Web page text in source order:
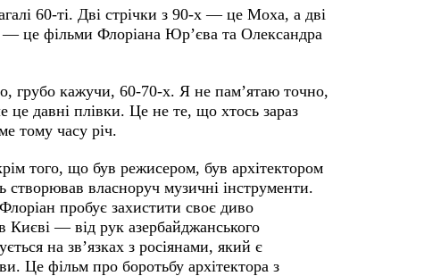
60-ті. Дві стрічки з 90-х — це Моха, а дві
це фільми Флоріана Юр’єва та Олександра
грубо кажучи, 60-70-х. Я не пам’ятаю точно,
це давні плівки. Це не те, що хтось зараз
тому часу річ.
того, що був режисером, був архітектором
створював власноруч музичні інструменти.
пробує захистити своє диво
Києві — від рук азербайджанського
на зв’язках з росіянами, який є
Це фільм про боротьбу архітектора з